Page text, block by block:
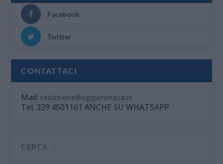
Facebook
Twitter
CONTATTACI
Mail: redazione@oggicronaca.it
Tel. 339.4501161 ANCHE SU WHATSAPP